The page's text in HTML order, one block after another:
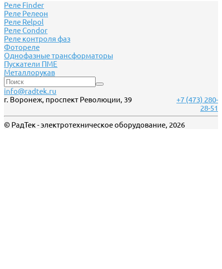
Реле Finder
Реле Релеон
Реле Relpol
Реле Сondor
Реле контроля фаз
Фотореле
Однофазные трансформаторы
Пускатели ПМЕ
Металлорукав
info@radtek.ru
г. Воронеж, проспект Революции, 39
+7 (473) 280-
28-51
© РадТек - электротехническое оборудование, 2026